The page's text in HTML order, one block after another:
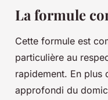
La formule
Cette formule est
particulière au
rapidement. En plus
approfondi du